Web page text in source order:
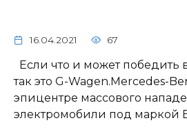
16.04.2021 67
Если что и может победить
так это G-Wagen.Mercedes-
эпицентре массового
электромобили под маркой